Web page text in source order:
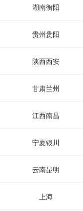
湖南衡阳
贵州贵阳
陕西西安
甘肃兰州
江西南昌
宁夏银川
云南昆明
上海